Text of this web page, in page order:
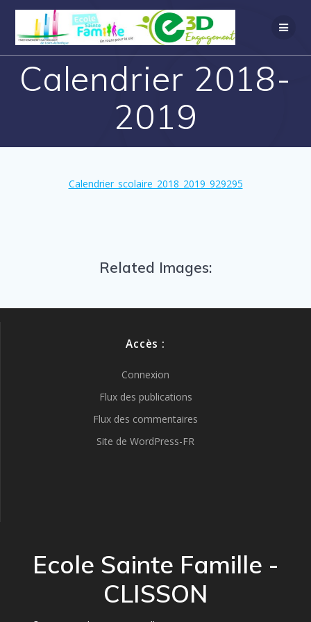
Calendrier 2018-
2019
Calendrier_scolaire_2018_2019_929295
Related Images:
Accès :
Connexion
Flux des publications
Flux des commentaires
Site de WordPress-FR
Ecole Sainte Famille -
CLISSON